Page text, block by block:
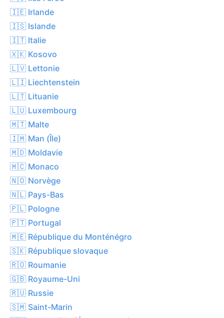
🇮🇪 Irlande
🇮🇸 Islande
🇮🇹 Italie
🇽🇰 Kosovo
🇱🇻 Lettonie
🇱🇮 Liechtenstein
🇱🇹 Lituanie
🇱🇺 Luxembourg
🇲🇹 Malte
🇮🇲 Man (Île)
🇲🇩 Moldavie
🇲🇨 Monaco
🇳🇴 Norvège
🇳🇱 Pays-Bas
🇵🇱 Pologne
🇵🇹 Portugal
🇲🇪 République du Monténégro
🇸🇰 République slovaque
🇷🇴 Roumanie
🇬🇧 Royaume-Uni
🇷🇺 Russie
🇸🇲 Saint-Marin